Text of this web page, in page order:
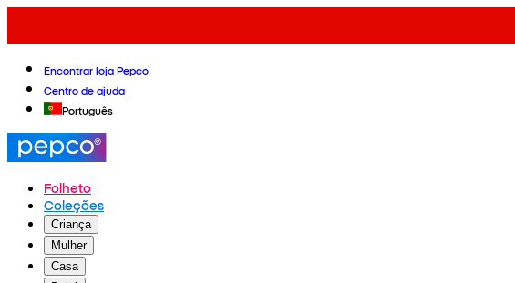
Encontrar loja Pepco
Centro de ajuda
Português
Folheto
Coleções
Criança
Mulher
Casa